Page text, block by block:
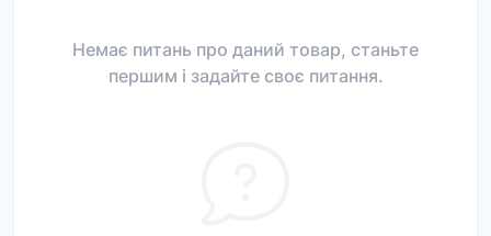
Немає питань про даний товар, станьте
першим і задайте своє питання.